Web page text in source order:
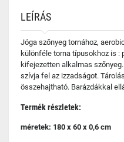
LEÍRÁS
Jóga szőnyeg tornához,
különféle torna típusokhoz is :
kifejezetten alkalmas
szívja fel az izzadságot.
összehajtható. Barázdákkal
Termék részletek:
méretek: 180 x 60 x 0,6 cm